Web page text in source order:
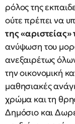
ρόλος της
ούτε πρέπει να
της
ανύψωση του
ανεξαιρέτως
την οικονομική
μαθησιακές
χρώμα και τη
Δημόσιο και